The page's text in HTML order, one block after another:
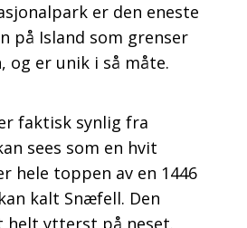
er den eneste
på Island som grenser
og er unik i så måte.
faktisk synlig fra
sees som en hvit
hele toppen av en 1446
kalt Snæfell. Den
helt ytterst på neset.